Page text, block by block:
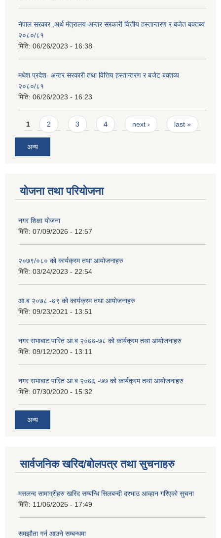
नेपाल सरकार ,अर्थ मंत्रालय-अन्तर सरकारी वित्तीय हस्तान्तरण र बजेत बक्तब्य
२०८०/८१
मिति: 06/26/2023 - 16:38
मधेश प्रदेश- अन्तर सरकारी तथा वित्तिय हस्तान्तरण र बजेट बक्तव्य
२०८०/८१
मिति: 06/26/2023 - 16:23
Pages
1 2 3 4 next › last »
अन्य
योजना तथा परियोजना
नगर शिक्षा योजना
मिति: 07/09/2026 - 12:57
२०७९/०८० को कार्यक्रम तथा आयोजनाहरु
मिति: 03/24/2023 - 22:54
आ.ब २०७८ -७९ को कार्यक्रम तथा आयोजनाहरु
मिति: 09/23/2021 - 13:51
नगर सभाबाट पारित आ.ब २०७७-७८ को कार्यक्रम तथा आयोजनाहरु
मिति: 09/12/2020 - 13:11
नगर सभाबाट पारित आ.ब २०७६ -७७ को कार्यक्रम तथा आयोजनाहरु
मिति: 07/30/2020 - 15:32
अन्य
सार्वजनिक खरिद/बोलपत्र तथा सुचनाहरु
मसलन्द सामाग्रीहरु खरिद सम्बन्धि सिलबन्दी दरभाउ आव्हान गरिएको सुचना
मिति: 11/06/2025 - 17:49
समझौता गर्न आउने सम्बन्धमा